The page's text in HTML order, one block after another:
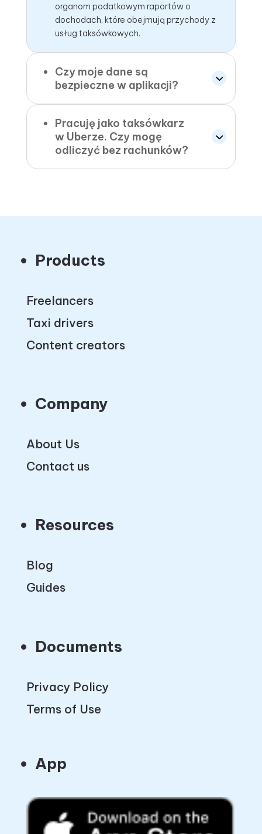
organom podatkowym raportów o
dochodach, które obejmują przychody z
usług taksówkowych.
Czy moje dane są
bezpieczne w aplikacji?
Pracuję jako taksówkarz
w Uberze. Czy mogę
odliczyć bez rachunków?
Products
Freelancers
Taxi drivers
Content creators
Company
About Us
Contact us
Resources
Blog
Guides
Documents
Privacy Policy
Terms of Use
App